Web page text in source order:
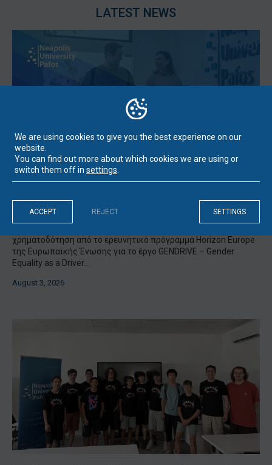
LATEST NEWS
Το Πανεπιστήμιο Νεάπολις Πάφος συντονίζει το
Horizon Europe με τη συμμετοχή του UCL, του
Πανεπιστημίου της Βαρκελώνης και του KMOP
χρηματοδότηση από το ερευνητικό πρόγραμμα Horizon Europe
της Ευρωπαϊκής Ένωσης για το έργο GENDRIVE – Gender
Equality as a Driver...
August 3, 2026
We are using cookies to give you the best experience on our
website.
You can find out more about which cookies we are using or
switch them off in settings
ACCEPT SETTINGS
REJECT